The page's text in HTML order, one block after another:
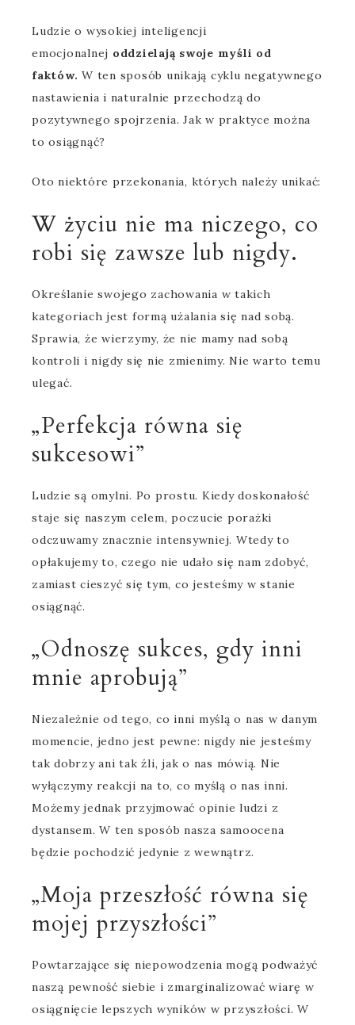
Ludzie o wysokiej inteligencji
emocjonalnej oddzielają swoje myśli od
faktów. W ten sposób unikają cyklu negatywnego
nastawienia i naturalnie przechodzą do
pozytywnego spojrzenia. Jak w praktyce można
to osiągnąć?
Oto niektóre przekonania, których należy unikać:
W życiu nie ma niczego, co
robi się zawsze lub nigdy.
Określanie swojego zachowania w takich
kategoriach jest formą użalania się nad sobą.
Sprawia, że wierzymy, że nie mamy nad sobą
kontroli i nigdy się nie zmienimy. Nie warto temu
ulegać.
„Perfekcja równa się
sukcesowi”
Ludzie są omylni. Po prostu. Kiedy doskonałość
staje się naszym celem, poczucie porażki
odczuwamy znacznie intensywniej. Wtedy to
opłakujemy to, czego nie udało się nam zdobyć,
zamiast cieszyć się tym, co jesteśmy w stanie
osiągnąć.
„Odnoszę sukces, gdy inni
mnie aprobują”
Niezależnie od tego, co inni myślą o nas w danym
momencie, jedno jest pewne: nigdy nie jesteśmy
tak dobrzy ani tak źli, jak o nas mówią. Nie
wyłączymy reakcji na to, co myślą o nas inni.
Możemy jednak przyjmować opinie ludzi z
dystansem. W ten sposób nasza samoocena
będzie pochodzić jedynie z wewnątrz.
„Moja przeszłość równa się
mojej przyszłości”
Powtarzające się niepowodzenia mogą podważyć
naszą pewność siebie i zmarginalizować wiarę w
osiągnięcie lepszych wyników w przyszłości. W